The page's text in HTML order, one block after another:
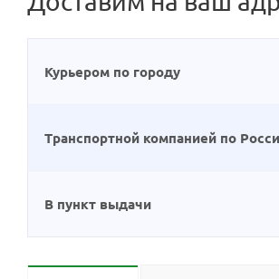
Курьером по городу
Транспортной компанией по
В пункт выдачи